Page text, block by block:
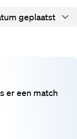
geplaatst
er een match